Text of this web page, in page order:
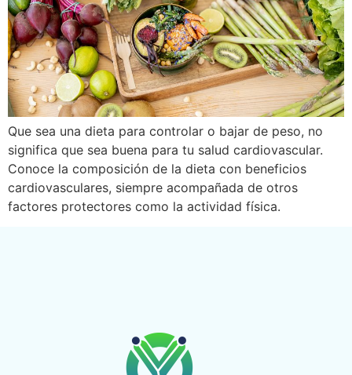
Que sea una dieta para controlar o bajar de peso, no
significa que sea buena para tu salud cardiovascular.
Conoce la composición de la dieta con beneficios
cardiovasculares, siempre acompañada de otros
factores protectores como la actividad física.